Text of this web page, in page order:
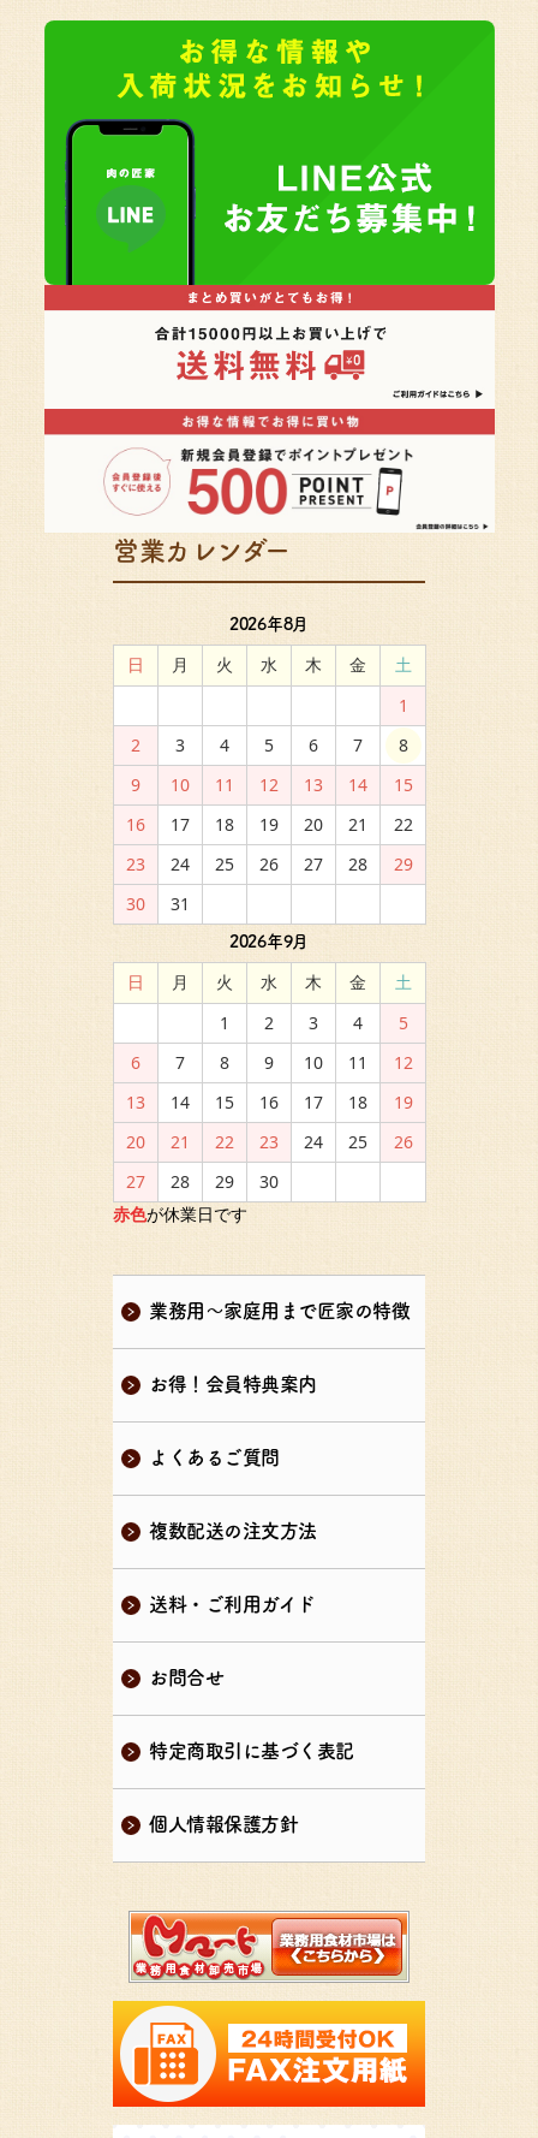
営業カレンダー
2026年8月
日 月 火 水 木 金
土
1
2
3 4 5 6 7
8
9
10 11 12 13 14
15
16
17 18 19 20 21
22
23
24 25 26 27 28
29
30
31
2026年9月
日 月 火 水 木 金
土
1
2 3 4
5
6
7 8 9 10 11
12
13
14 15 16 17 18
19
20
21 22 23 24 25
26
27
28 29
30
赤色が休業日です
業務用～家庭用まで匠家の特徴
お得！会員特典案内
よくあるご質問
複数配送の注文方法
送料・ご利用ガイド
お問合せ
特定商取引に基づく表記
個人情報保護方針